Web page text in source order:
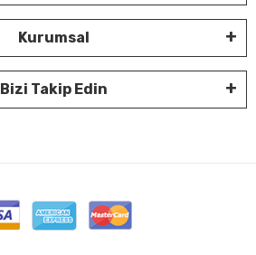
Kurumsal
Bizi Takip Edin